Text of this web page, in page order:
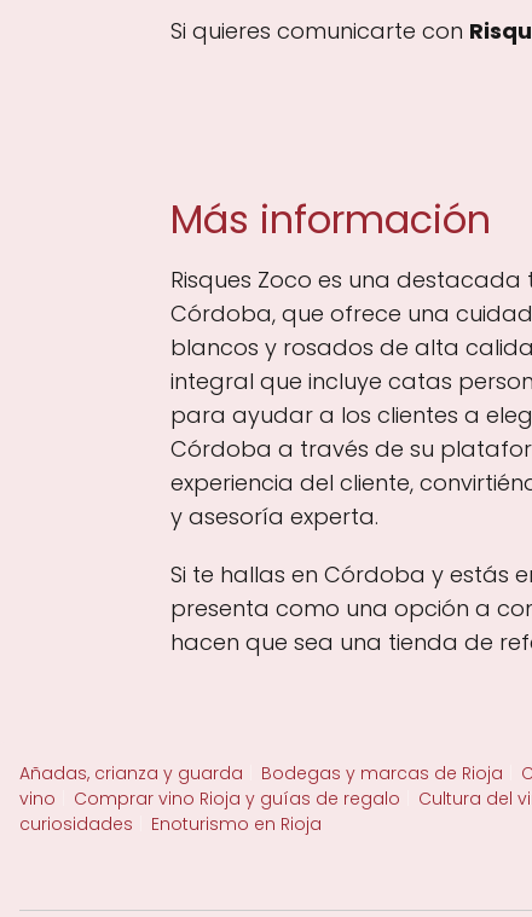
Si quieres comunicarte con
Más información
Risques Zoco es una destacada
Córdoba, que ofrece una
blancos y rosados de alta
integral que incluye catas
para ayudar a los clientes a
Córdoba a través de su
experiencia del cliente,
y asesoría experta.
Si te hallas en Córdoba y estás
presenta como una opción a
hacen que sea una tienda de
Añadas, crianza y guarda Bodegas y marcas de Rioja
vino
Comprar vino Rioja y guías de regalo
Cultura del
curiosidades
Enoturismo en Rioja